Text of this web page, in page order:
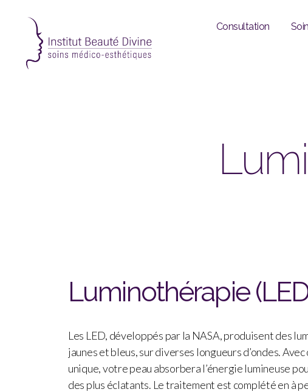
Gatineau
Consultation
Luminothérapie
Les LED, développés par la NASA, produisent des
jaunes et bleus, sur diverses longueurs d’ondes.
unique, votre peau absorbera l’énergie lumineuse
des plus éclatants. Le traitement est complété en à